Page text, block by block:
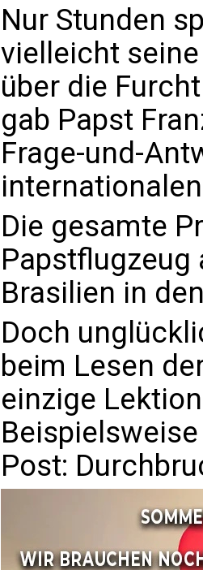
Nur Stunden
vielleicht
über die
gab Papst
Frage-und-
Die gesamte
Papstflugzeug
Brasilien in
Doch
beim Lesen
einzige
Post: